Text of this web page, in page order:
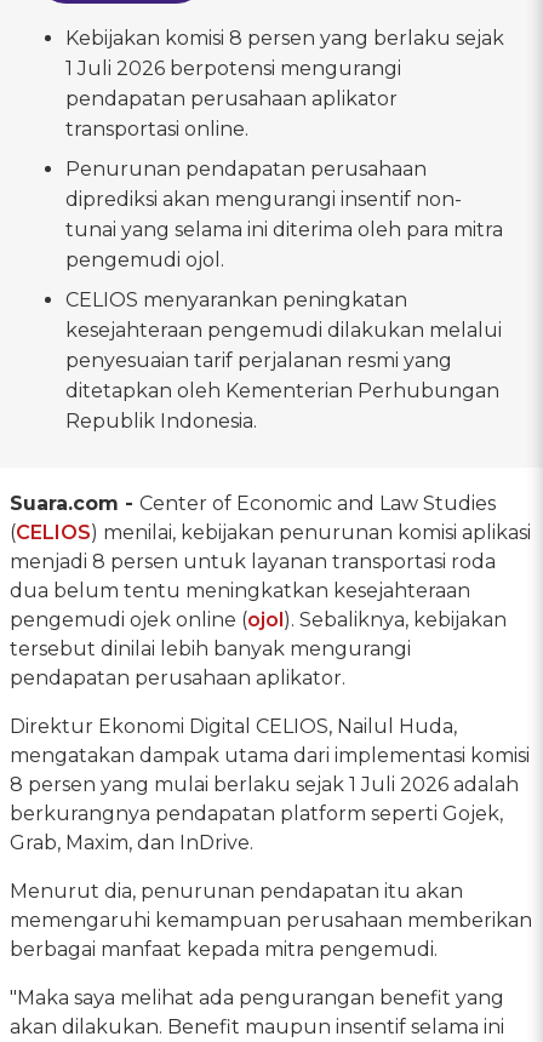
Kebijakan komisi 8 persen yang berlaku sejak
1 Juli 2026 berpotensi mengurangi
pendapatan perusahaan aplikator
transportasi online.
Penurunan pendapatan perusahaan
diprediksi akan mengurangi insentif non-
tunai yang selama ini diterima oleh para mitra
pengemudi ojol.
CELIOS menyarankan peningkatan
kesejahteraan pengemudi dilakukan melalui
penyesuaian tarif perjalanan resmi yang
ditetapkan oleh Kementerian Perhubungan
Republik Indonesia.
Suara.com - Center of Economic and Law Studies
(CELIOS) menilai, kebijakan penurunan komisi aplikasi
menjadi 8 persen untuk layanan transportasi roda
dua belum tentu meningkatkan kesejahteraan
pengemudi ojek online (ojol). Sebaliknya, kebijakan
tersebut dinilai lebih banyak mengurangi
pendapatan perusahaan aplikator.
Direktur Ekonomi Digital CELIOS, Nailul Huda,
mengatakan dampak utama dari implementasi komisi
8 persen yang mulai berlaku sejak 1 Juli 2026 adalah
berkurangnya pendapatan platform seperti Gojek,
Grab, Maxim, dan InDrive.
Menurut dia, penurunan pendapatan itu akan
memengaruhi kemampuan perusahaan memberikan
berbagai manfaat kepada mitra pengemudi.
"Maka saya melihat ada pengurangan benefit yang
akan dilakukan. Benefit maupun insentif selama ini